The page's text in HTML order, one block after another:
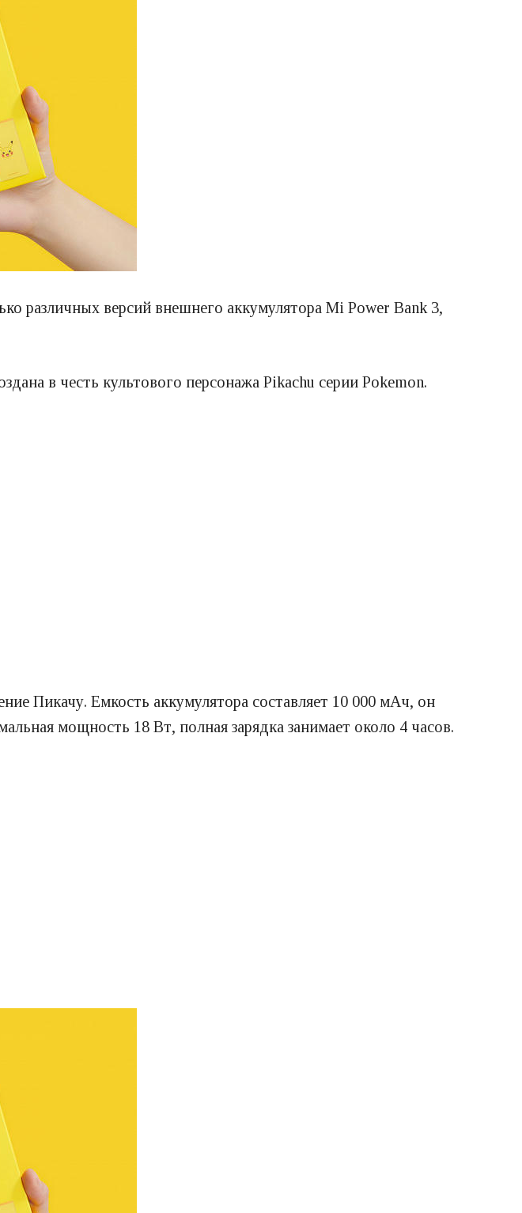
различных версий внешнего аккумулятора Mi Power Bank 3,
в честь культового персонажа Pikachu серии Pokemon.
Пикачу. Емкость аккумулятора составляет 10 000 мАч, он
мощность 18 Вт, полная зарядка занимает около 4 часов.